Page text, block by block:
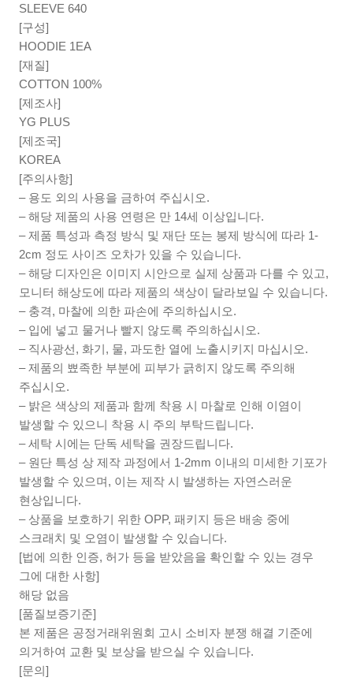
SLEEVE 640
[구성]
HOODIE 1EA
[재질]
COTTON 100%
[제조사]
YG PLUS
[제조국]
KOREA
[주의사항]
– 용도 외의 사용을 금하여 주십시오.
– 해당 제품의 사용 연령은 만 14세 이상입니다.
– 제품 특성과 측정 방식 및 재단 또는 봉제 방식에 따라 1-
2cm 정도 사이즈 오차가 있을 수 있습니다.
– 해당 디자인은 이미지 시안으로 실제 상품과 다를 수 있고,
모니터 해상도에 따라 제품의 색상이 달라보일 수 있습니다.
– 충격, 마찰에 의한 파손에 주의하십시오.
– 입에 넣고 물거나 빨지 않도록 주의하십시오.
– 직사광선, 화기, 물, 과도한 열에 노출시키지 마십시오.
– 제품의 뾰족한 부분에 피부가 긁히지 않도록 주의해
주십시오.
– 밝은 색상의 제품과 함께 착용 시 마찰로 인해 이염이
발생할 수 있으니 착용 시 주의 부탁드립니다.
– 세탁 시에는 단독 세탁을 권장드립니다.
– 원단 특성 상 제작 과정에서 1-2mm 이내의 미세한 기포가
발생할 수 있으며, 이는 제작 시 발생하는 자연스러운
현상입니다.
– 상품을 보호하기 위한 OPP, 패키지 등은 배송 중에
스크래치 및 오염이 발생할 수 있습니다.
[법에 의한 인증, 허가 등을 받았음을 확인할 수 있는 경우
그에 대한 사항]
해당 없음
[품질보증기준]
본 제품은 공정거래위원회 고시 소비자 분쟁 해결 기준에
의거하여 교환 및 보상을 받으실 수 있습니다.
[문의]